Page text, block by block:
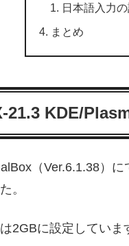
日本語入力
まとめ
21.3 KDE/
（Ver.6.1.38）
。
2GBに設定していま